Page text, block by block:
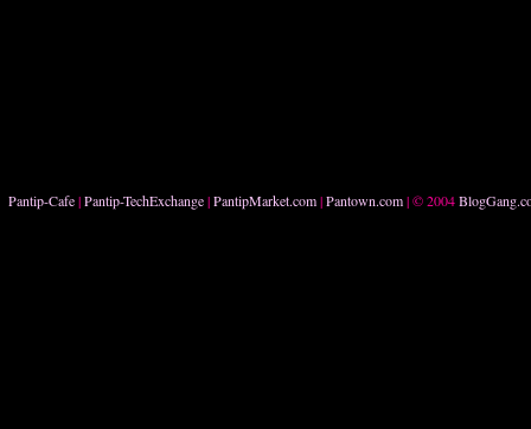
Pantip-Cafe|Pantip-TechExchange|PantipMarket.com|Pantown.com| © 2004